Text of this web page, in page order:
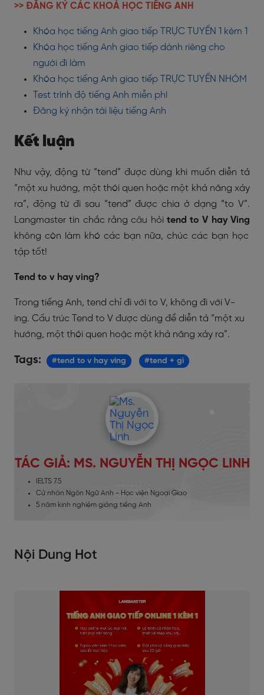
>> ĐĂNG KÝ CÁC KHOÁ HỌC TIẾNG ANH
Khóa học tiếng Anh giao tiếp TRỰC TUYẾN 1 kèm 1
Khóa học tiếng Anh giao tiếp dành riêng cho
người đi làm
Khóa học tiếng Anh giao tiếp TRỰC TUYẾN NHÓM
Test trình độ tiếng Anh miễn phí
Đăng ký nhận tài liệu tiếng Anh
Kết luận
Như vậy, động từ “tend” được dùng khi muốn diễn tả
“một xu hướng, một thói quen hoặc một khả năng xảy
ra”, động từ đi sau “tend” được chia ở dạng “to V”.
Langmaster tin chắc rằng câu hỏi tend to V hay Ving
không còn làm khó các bạn nữa, chúc các bạn học
tập tốt!
Tend to v hay ving?
Trong tiếng Anh, tend chỉ đi với to V, không đi với V-
ing. Cấu trúc Tend to V được dùng để diễn tả “một xu
hướng, một thói quen hoặc một khả năng xảy ra”.
Tags: #tend to v hay ving #tend + gì
TÁC GIẢ: MS. NGUYỄN THỊ NGỌC LINH
IELTS 7.5
Cử nhân Ngôn Ngữ Anh - Học viện Ngoại Giao
5 năm kinh nghiệm giảng tiếng Anh
Nội Dung Hot